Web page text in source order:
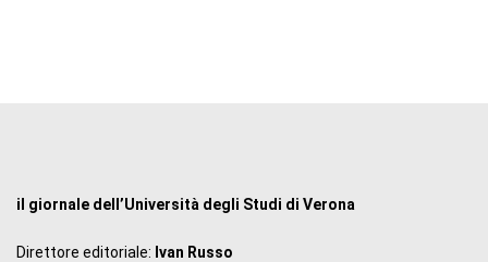
il giornale dell’Università degli Studi di Verona
Direttore editoriale: Ivan Russo